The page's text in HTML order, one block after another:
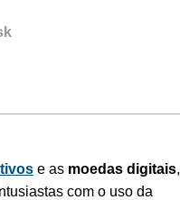
e as moedas digitais,
com o uso da